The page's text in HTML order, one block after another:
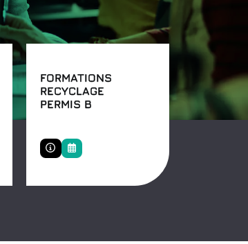
FORMATIONS
RECYCLAGE
PERMIS B